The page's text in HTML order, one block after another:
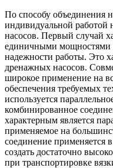
По способу объединения
индивидуальной работой
насосов. Первый случай
единичными мощностями
надежности работы. Это
дренажных насосов.
широкое применение на
обеспечения требуемых
используется
комбинированное
характерным является
применяемое на
соединение применяется
создать достаточно
при транспортировке